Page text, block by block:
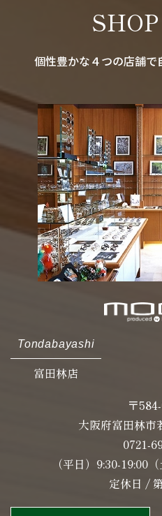
個性豊かな４つの店舗で
Tondabayashi
富田林店
〒
大阪府富田林市
0721-
（平日）9:30-19:00
定休日 /